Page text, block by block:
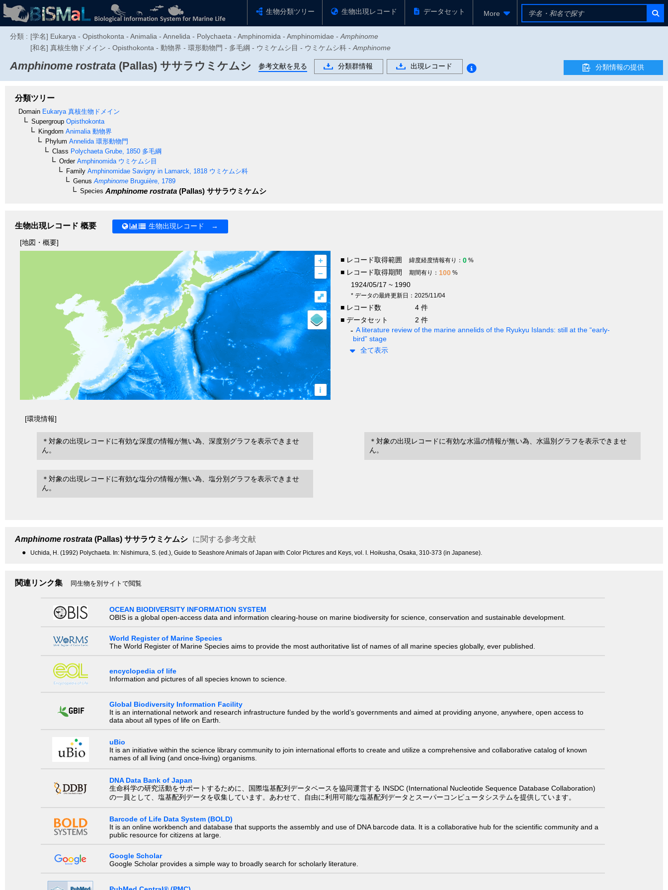
生物分類ツリー 生物出現レコード データセット More
分類 : [学名] Eukarya - Opisthokonta - Animalia - Annelida - Polychaeta - Amphinomida - Amphinomidae - Amphinome
[和名] 真核生物ドメイン - Opisthokonta - 動物界 - 環形動物門 - 多毛綱 - ウミケムシ目 - ウミケムシ科 - Amphinome
Amphinome rostrata (Pallas) ササラウミケムシ 参考文献を見る 分類群情報 出現レコード 分類情報の提供
分類ツリー
Domain Eukarya 真核生物ドメイン
Supergroup Opisthokonta
Kingdom Animalia 動物界
Phylum Annelida 環形動物門
Class Polychaeta Grube, 1850 多毛綱
OrderAmphinomida ウミケムシ目
Family Amphinomidae Savigny in Lamarck, 1818 ウミケムシ科
Genus Amphinome Bruguière, 1789
Species Amphinome rostrata (Pallas) ササラウミケムシ
生物出現レコード 概要 生物出現レコード →
[地図・概要]
+
–
i
⤢
■ レコード取得範囲 緯度経度情報有り： 0 %
■ レコード取得期間 期間有り： 100 %
1924/05/17 ~ 1990
* データの最終更新日：2025/11/04
■ レコード数
4 件
■ データセット
2 件
A literature review of the marine annelids of the Ryukyu Islands: still at the “early-
bird” stage
全て表示
[環境情報]
＊対象の出現レコードに有効な深度の情報が無い為、深度別グラフを表示できませ
ん。
＊対象の出現レコードに有効な水温の情報が無い為、水温別グラフを表示できませ
ん。
＊対象の出現レコードに有効な塩分の情報が無い為、塩分別グラフを表示できませ
ん。
Amphinome rostrata (Pallas) ササラウミケムシ に関する参考文献
● Uchida, H. (1992) Polychaeta. In: Nishimura, S. (ed.), Guide to Seashore Animals of Japan with Color Pictures and Keys, vol. I. Hoikusha, Osaka, 310-373 (in Japanese).
関連リンク集 同生物を別サイトで閲覧
OCEAN BIODIVERSITY INFORMATION SYSTEM
OBIS is a global open-access data and information clearing-house on marine biodiversity for science, conservation and sustainable development.
World Register of Marine Species
The World Register of Marine Species aims to provide the most authoritative list of names of all marine species globally, ever published.
encyclopedia of life
Information and pictures of all species known to science.
Global Biodiversity Information Facility
It is an international network and research infrastructure funded by the world’s governments and aimed at providing anyone, anywhere, open access to
data about all types of life on Earth.
uBio
It is an initiative within the science library community to join international efforts to create and utilize a comprehensive and collaborative catalog of known
names of all living (and once-living) organisms.
DNA Data Bank of Japan
生命科学の研究活動をサポートするために、国際塩基配列データベースを協同運営する INSDC (International Nucleotide Sequence Database Collaboration)
の一員として、塩基配列データを収集しています。あわせて、自由に利用可能な塩基配列データとスーパーコンピュータシステムを提供しています。
Barcode of Life Data System (BOLD)
It is an online workbench and database that supports the assembly and use of DNA barcode data. It is a collaborative hub for the scientific community and a
public resource for citizens at large.
Google Scholar
Google Scholar provides a simple way to broadly search for scholarly literature.